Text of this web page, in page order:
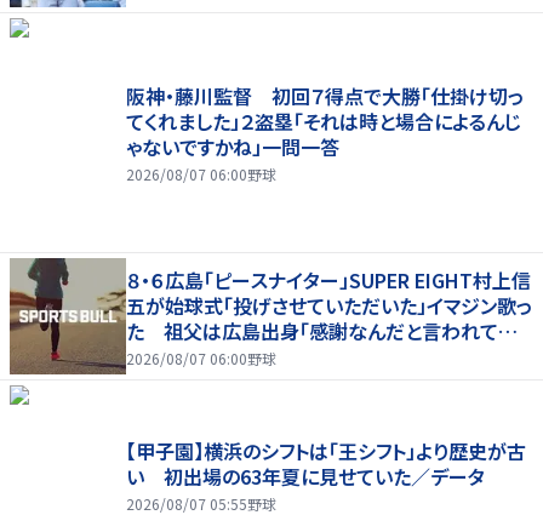
阪神・藤川監督 初回７得点で大勝「仕掛け切っ
てくれました」２盗塁「それは時と場合によるんじ
ゃないですかね」一問一答
2026/08/07 06:00野球
８・６広島「ピースナイター」SUPER EIGHT村上信
五が始球式「投げさせていただいた」イマジン歌っ
た 祖父は広島出身「感謝なんだと言われてい
た」
2026/08/07 06:00野球
【甲子園】横浜のシフトは「王シフト」より歴史が古
い 初出場の63年夏に見せていた／データ
2026/08/07 05:55野球